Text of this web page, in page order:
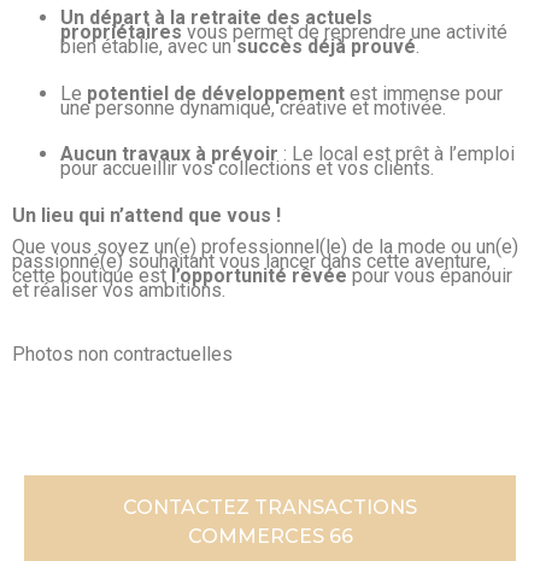
Un départ à la retraite des actuels
propriétaires vous permet de reprendre une activité
bien établie, avec unsuccès déjà prouvé.
Le potentiel de développement est immense pour
une personne dynamique, créative et motivée.
Aucun travaux à prévoir : Le local est prêt à l’emploi
pour accueillir vos collections et vos clients.
Un lieu qui n’attend que vous !
Que vous soyez un(e) professionnel(le) de la mode ou un(e)
passionné(e) souhaitant vous lancer dans cette aventure,
cette boutique estl’opportunité rêvéepour vous épanouir
et réaliser vos ambitions.
Photos non contractuelles
CONTACTEZ TRANSACTIONS
COMMERCES 66